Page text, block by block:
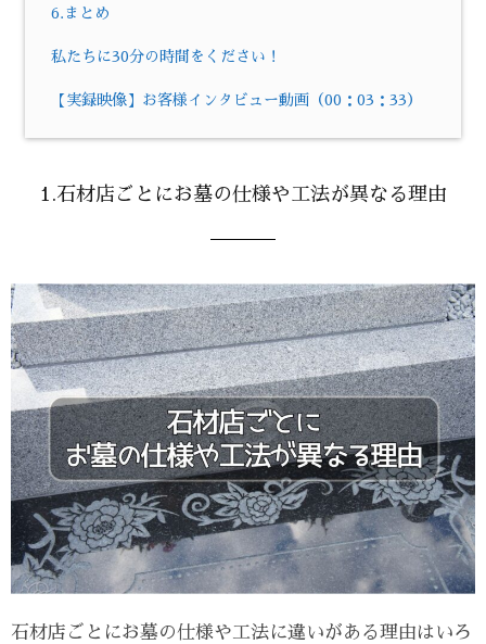
6.まとめ
私たちに30分の時間をください！
【実録映像】お客様インタビュー動画（00：03：33）
1.石材店ごとにお墓の仕様や工法が異なる理由
石材店ごとにお墓の仕様や工法に違いがある理由はいろ